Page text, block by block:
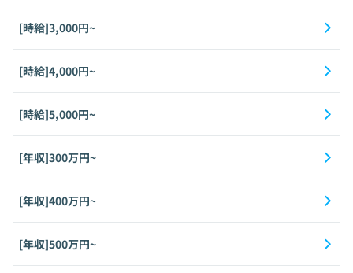
[時給]3,000円~
[時給]4,000円~
[時給]5,000円~
[年収]300万円~
[年収]400万円~
[年収]500万円~